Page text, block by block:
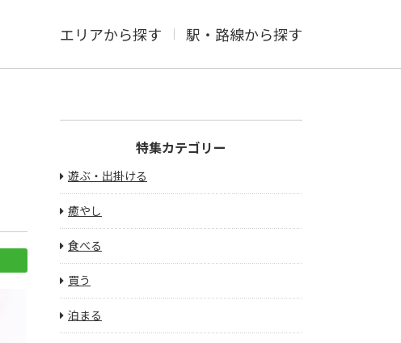
エリアから探す 駅・路線から探す
特集カテゴリー
遊ぶ・出掛ける
癒やし
食べる
買う
泊まる